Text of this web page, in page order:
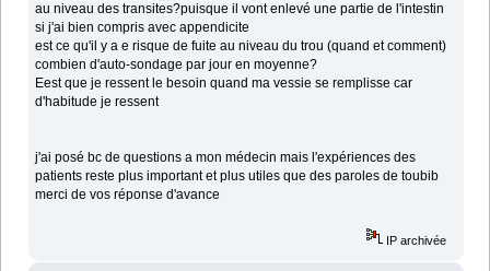
au niveau des transites?puisque il vont enlevé une partie de l'intestin
si j'ai bien compris avec appendicite
est ce qu'il y a e risque de fuite au niveau du trou (quand et comment)
combien d'auto-sondage par jour en moyenne?
Eest que je ressent le besoin quand ma vessie se remplisse car
d'habitude je ressent
j'ai posé bc de questions a mon médecin mais l'expériences des
patients reste plus important et plus utiles que des paroles de toubib
merci de vos réponse d'avance
IP archivée